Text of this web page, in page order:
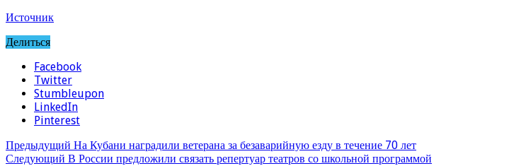
Источник
Делиться
Facebook
Twitter
Stumbleupon
LinkedIn
Pinterest
Предыдущий На Кубани наградили ветерана за безаварийную езду в течение 70 лет
Следующий В России предложили связать репертуар театров со школьной программой